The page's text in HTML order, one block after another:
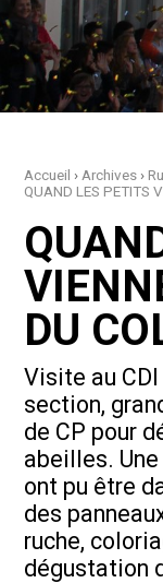
Accueil › Archives ›
QUAND LES PETITS
DU
Visite au
section,
de CP pour
abeilles.
ont pu être
des
ruche,
dégustation